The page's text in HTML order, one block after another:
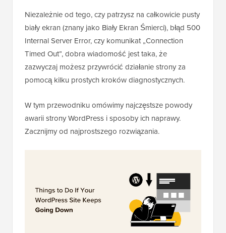
Niezależnie od tego, czy patrzysz na całkowicie pusty
biały ekran (znany jako Biały Ekran Śmierci), błąd 500
Internal Server Error, czy komunikat „Connection
Timed Out”, dobra wiadomość jest taka, że
zazwyczaj możesz przywrócić działanie strony za
pomocą kilku prostych kroków diagnostycznych.
W tym przewodniku omówimy najczęstsze powody
awarii strony WordPress i sposoby ich naprawy.
Zacznijmy od najprostszego rozwiązania.